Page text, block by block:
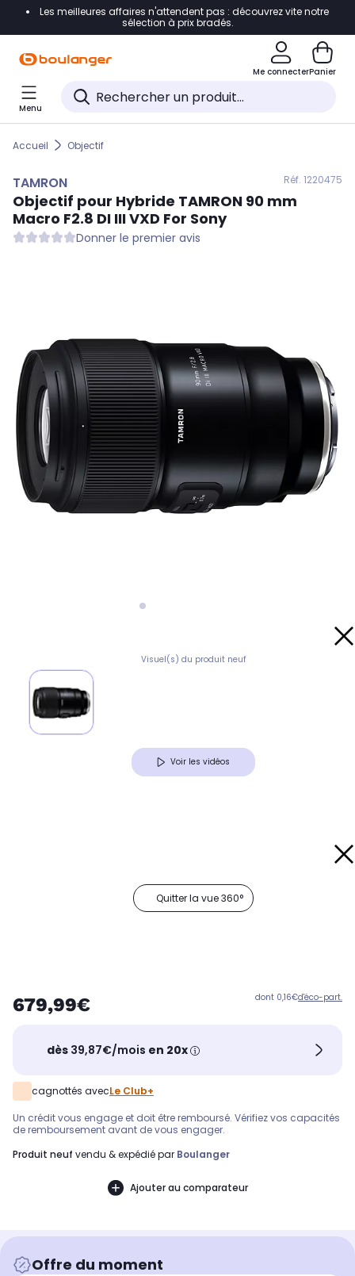
Accéder directement à la navigation
Accéder directement au pied de page
Accéder directement au chatbot
Les meilleures affaires n'attendent pas : découvrez vite notre
sélection à prix bradés.
Me connecterPanier
Menu
Accueil Objectif
TAMRON Réf. 1220475
Objectif pour Hybride TAMRON 90 mm
Macro F2.8 DI III VXD For Sony
Donner le premier avis
Visuel(s) du produit neuf
Voir les vidéos
Quitter la vue 360°
679,99€ dont 0,16€d'éco-part.
dès 39,87€/mois en 20x
cagnottés avecLe Club+
Un crédit vous engage et doit être remboursé. Vérifiez vos capacités
de remboursement avant de vous engager.
produit neuf vendu & expédié par Boulanger
Ajouter au comparateur
Offre du moment